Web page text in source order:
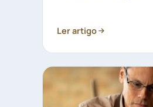
Ler artigo